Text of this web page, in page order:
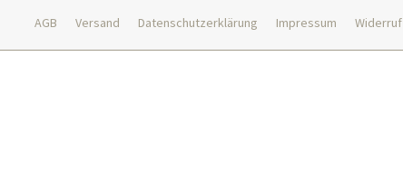
AGB Versand Datenschutzerklärung Impressum
Widerruf